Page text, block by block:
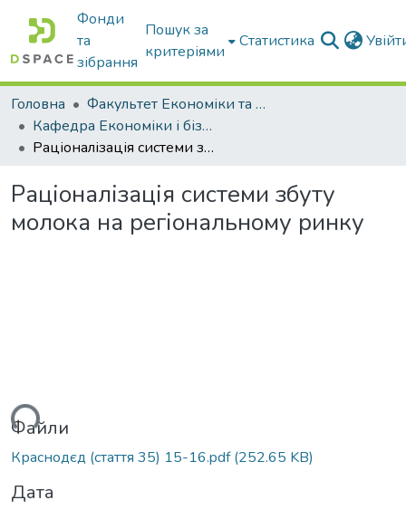
Фонди
та
зібрання
Пошук за
критеріями
Статистика
Головна
Факультет Економіки та бізнесу
Кафедра Економіки і бізнесу
Раціоналізація системи збуту молока на регіональному ринку
Раціоналізація системи збуту
молока на регіональному ринку
Файли
Краснодєд (стаття 35) 15-16.pdf(252.65 KB)
Дата